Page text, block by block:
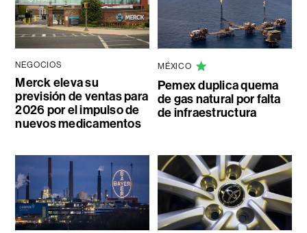
NEGOCIOS
Merck eleva su
previsión de ventas para
2026 por el impulso de
nuevos medicamentos
MÉXICO
Pemex duplica quema
de gas natural por falta
de infraestructura